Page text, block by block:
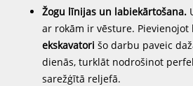
Žogu līnijas un labiekārtošana.
ar rokām ir vēsture.
ekskavatori šo darbu paveic
dienās, turklāt nodrošinot
sarežģītā reljefā.